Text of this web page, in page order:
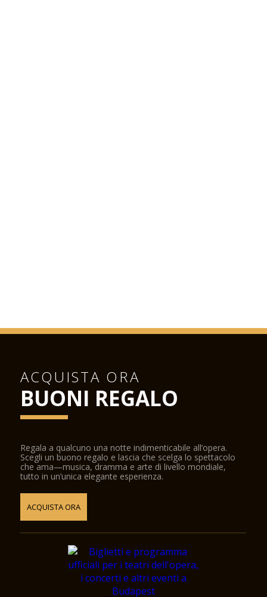
ACQUISTA ORA
BUONI REGALO
Regala a qualcuno una notte indimenticabile all’opera.
Scegli un buono regalo e lascia che scelga lo spettacolo
che ama—musica, dramma e arte di livello mondiale,
tutto in un’unica elegante esperienza.
ACQUISTA ORA